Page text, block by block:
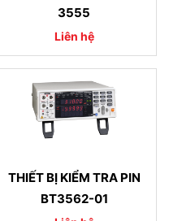
3555
Liên hệ
THIẾT BỊ KIỂM TRA PIN
BT3562-01